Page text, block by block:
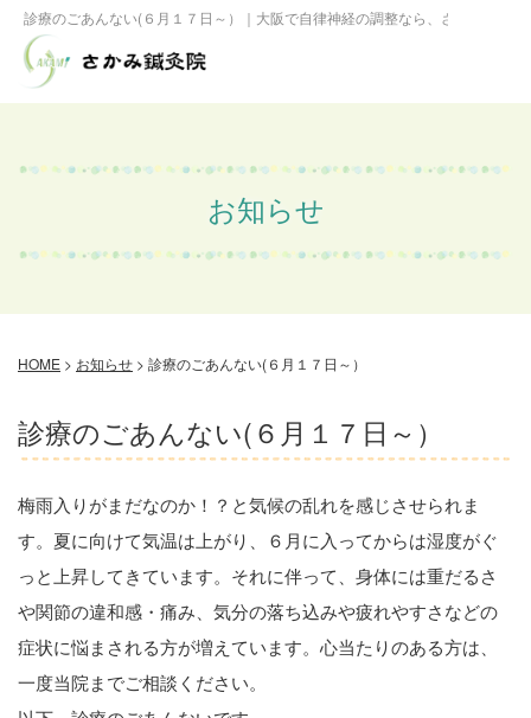
診療のごあんない(６月１７日～）｜大阪で自律神経の調整なら、さかみ鍼灸院
お知らせ
HOME > お知らせ > 診療のごあんない(６月１７日～）
診療のごあんない(６月１７日～）
梅雨入りがまだなのか！？と気候の乱れを感じさせられま
す。夏に向けて気温は上がり、６月に入ってからは湿度がぐ
っと上昇してきています。それに伴って、身体には重だるさ
や関節の違和感・痛み、気分の落ち込みや疲れやすさなどの
症状に悩まされる方が増えています。心当たりのある方は、
一度当院までご相談ください。